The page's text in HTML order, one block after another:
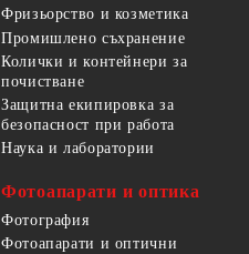
Фризьорство и козметика
Промишлено съхранение
Колички и контейнери за
почистване
Защитна екипировка за
безопасност при работа
Наука и лаборатории
Фотоапарати и оптика
Фотография
Фотоапарати и оптични